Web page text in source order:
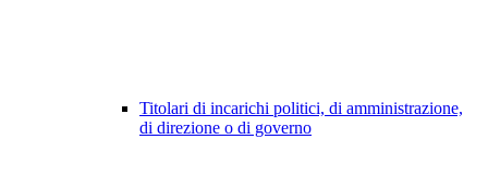
Titolari di incarichi politici, di amministrazione,
di direzione o di governo